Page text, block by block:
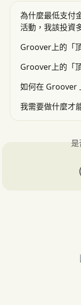
為什麼最低支付
活動，我該投資
Groover上的「
Groover上的「
如何在 Groover
我需要做什麼才
是